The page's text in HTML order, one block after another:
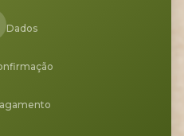
Dados